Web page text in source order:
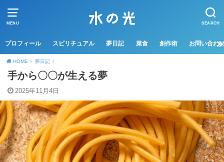
MENU SEARCH
プロフィール スピリチュアル 夢日記 菜食 創作術 お問い合わ
HOME 夢日記
手から〇〇が生える夢
2025年11月4日